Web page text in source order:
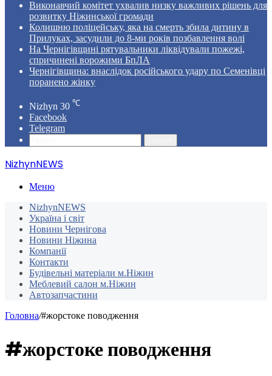
Виконавчий комітет ухвалив низку важливих рішень для
розвитку Ніжинської громади
Колишню поліцейську, яка на смерть збила дитину в
Прилуках, засудили до 8-ми років позбавлення волі
На Чернігівщині рятувальники ліквідували пожежі,
спричинені ворожими БпЛА
Чернігівщина: внаслідок російського удару по Семенівці
поранено жінку
Nizhyn 30 ℃
Facebook
Telegram
NizhynNEWS
Меню
NizhynNEWS
Україна і світ
Новини Чернігова
Новини Ніжина
Компанії
Контакти
Будівельні матеріали м.Ніжин
Меблевий салон м.Ніжин
Автозапчастини
Головна/#жорстоке поводження
#жорстоке поводження